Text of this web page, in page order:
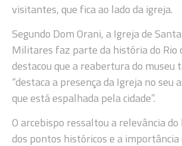
visitantes, que fica ao lado da igreja.
Segundo Dom Orani, a Igreja de
Militares faz parte da história do Rio
destacou que a reabertura do museu
“destaca a presença da Igreja no seu
que está espalhada pela cidade”.
O arcebispo ressaltou a relevância do
dos pontos históricos e a